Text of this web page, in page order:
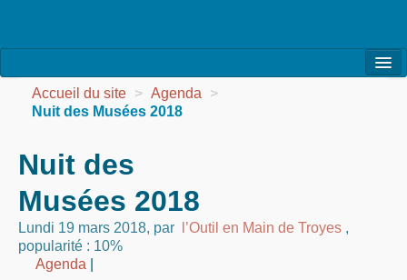
l’Association
la Vie des Ateliers
les Evénements
les Réalisations
Agenda
Accueil du site > Agenda
>
Nuit des Musées 2018
Nuit des
Musées 2018
Lundi 19 mars 2018, par l’Outil en Main de Troyes ,
popularité : 10%
Agenda